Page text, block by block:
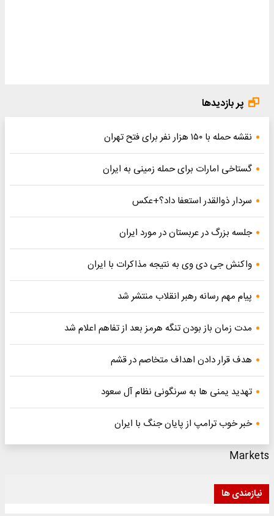
پر بازدیدها
نقشه حمله با ۱۵۰ هزار نفر برای فتح تهران
گستاخی امارات برای حمله زمینی به ایران
سردار ذوالقدر استعفا داد؟+عکس
جلسه بزرگ در عربستان در مورد ایران
واکنش جی دی وی به نتیجه مذاکرات با ایران
پیام مهم رسانه رهبر انقلاب منتشر شد
مدت زمان باز بودن تنگه هرمز بعد از تفاهم اعلام شد
هدف قرار دادن اهداف متخاصم در قشم
تهدید یمنی ها به سرنگونی نظام آل سعود
خبر خوب ترامپ از پایان جنگ با ایران
Markets
نیازمندی ها